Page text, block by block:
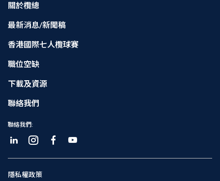
關於欖總
最新消息/新聞稿
香港國際七人欖球賽
職位空缺
下載及資源
聯絡我們
聯絡我們:
隱私權政策